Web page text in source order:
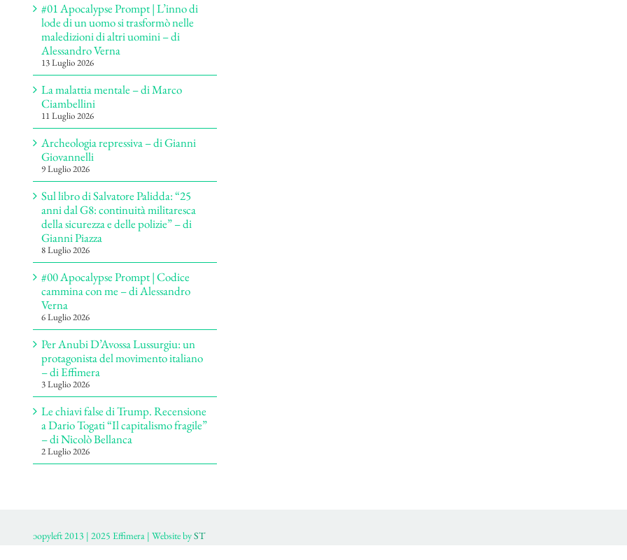
#01 Apocalypse Prompt | L’inno di
lode di un uomo si trasformò nelle
maledizioni di altri uomini – di
Alessandro Verna
13 Luglio 2026
La malattia mentale – di Marco
Ciambellini
11 Luglio 2026
Archeologia repressiva – di Gianni
Giovannelli
9 Luglio 2026
Sul libro di Salvatore Palidda: “25
anni dal G8: continuità militaresca
della sicurezza e delle polizie” – di
Gianni Piazza
8 Luglio 2026
#00 Apocalypse Prompt | Codice
cammina con me – di Alessandro
Verna
6 Luglio 2026
Per Anubi D’Avossa Lussurgiu: un
protagonista del movimento italiano
– di Effimera
3 Luglio 2026
Le chiavi false di Trump. Recensione
a Dario Togati “Il capitalismo fragile”
– di Nicolò Bellanca
2 Luglio 2026
ɔopyleft 2013 | 2025 Effimera | Website byST